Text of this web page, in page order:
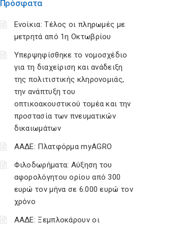
Πρόσφατα
Ενοίκια: Τέλος οι πληρωμές με
μετρητά από 1η Οκτωβρίου
Υπερψηφίσθηκε το νομοσχέδιο
για τη διαχείριση και ανάδειξη
της πολιτιστικής κληρονομιάς,
την ανάπτυξη του
οπτικοακουστικού τομέα και την
προστασία των πνευματικών
δικαιωμάτων
ΑΑΔΕ: Πλατφόρμα myAGRO
Φιλοδωρήματα: Αύξηση του
αφορολόγητου ορίου από 300
ευρώ τον μήνα σε 6.000 ευρώ τον
χρόνο
ΑΑΔΕ: Ξεμπλοκάρουν οι